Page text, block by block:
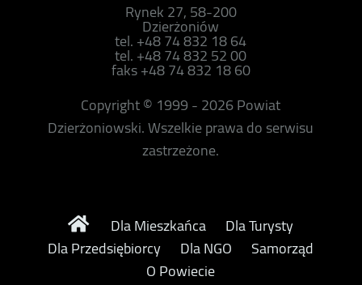
Rynek 27, 58-200
Dzierżoniów
tel. +48 74 832 18 64
tel. +48 74 832 52 00
faks +48 74 832 18 60
Copyright © 1999 - 2026 Powiat
Dzierżoniowski. Wszelkie prawa do serwisu
zastrzeżone.
Dla Mieszkańca
Dla Turysty
Dla Przedsiębiorcy
Dla NGO
Samorząd
O Powiecie